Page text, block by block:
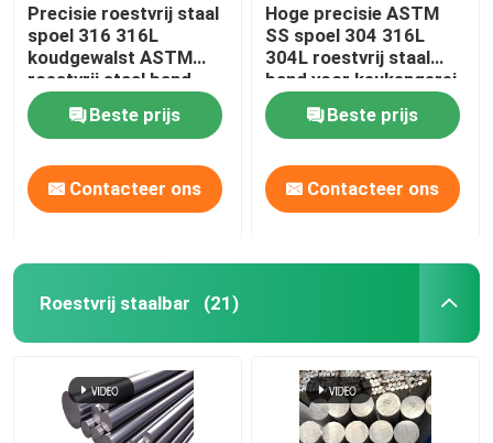
Precisie roestvrij staal
spoel 316 316L
koudgewalst ASTM
roestvrij staal band
Beste prijs
Contacteer ons
Hoge precisie ASTM
SS spoel 304 316L
304L roestvrij staal
band voor keukengerei
Beste prijs
Contacteer ons
Roestvrij staalbar (21)